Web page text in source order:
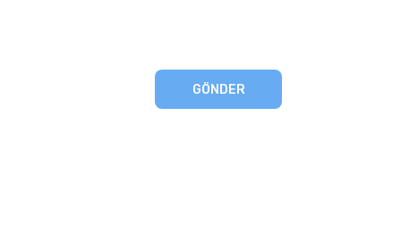
GÖNDER